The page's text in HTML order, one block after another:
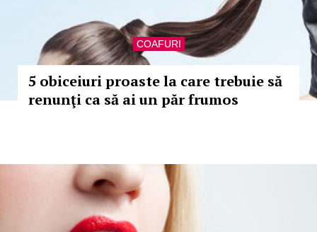
COAFURI
5 obiceiuri proaste la care trebuie să
renunţi ca să ai un păr frumos